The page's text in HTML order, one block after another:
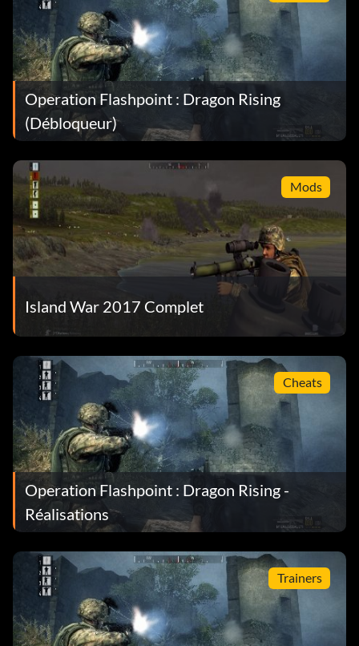
Operation Flashpoint : Dragon Rising
(Débloqueur)
Mods
Island War 2017 Complet
Cheats
Operation Flashpoint : Dragon Rising -
Réalisations
Trainers